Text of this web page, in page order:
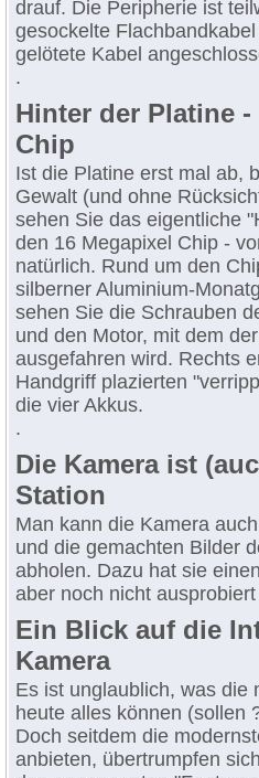
drauf. Die Peripherie ist
gesockelte
gelötete Kabel
.
Hinter der Platine
Chip
Ist die Platine erst mal ab,
Gewalt (und ohne
sehen Sie das eigentliche
den 16 Megapixel Chip -
natürlich. Rund um den
silberner Aluminium-
sehen Sie die Schrauben
und den Motor, mit dem
ausgefahren wird. Rechts
Handgriff plazierten
die vier Akkus.
.
Die Kamera ist
Station
Man kann die Kamera
und die gemachten Bilder
abholen. Dazu hat sie
aber noch nicht
Ein Blick auf die
Kamera
Es ist unglaublich, was die
heute alles können (sollen
Doch seitdem die
anbieten, übertrumpfen